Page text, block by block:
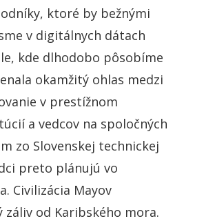
ktoré by bežnými
v digitálnych dátach
kde dlhodobo pôsobíme
okamžitý ohlas medzi
v prestížnom
a vedcov na spoločných
zo Slovenskej technickej
preto plánujú vo
Civilizácia Mayov
od Karibského mora.